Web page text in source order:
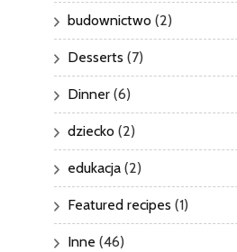
budownictwo (2)
Desserts (7)
Dinner (6)
dziecko (2)
edukacja (2)
Featured recipes (1)
Inne (46)